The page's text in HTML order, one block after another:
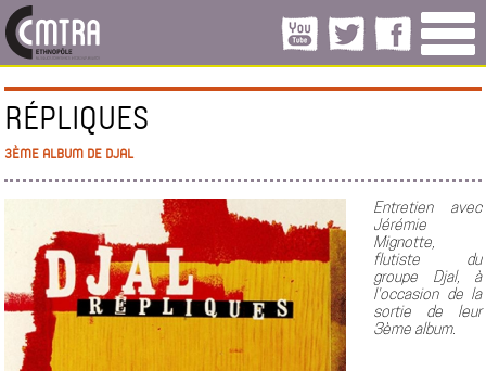
RÉPLIQUES
3ÈME ALBUM DE DJAL
Entretien avec
Jérémie
Mignotte,
flutiste du
groupe Djal, à
l'occasion de la
sortie de leur
3ème album.